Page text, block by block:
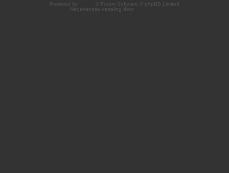
Powered by
® Forum Software © phpBB Limited
Nederlandse vertaling door